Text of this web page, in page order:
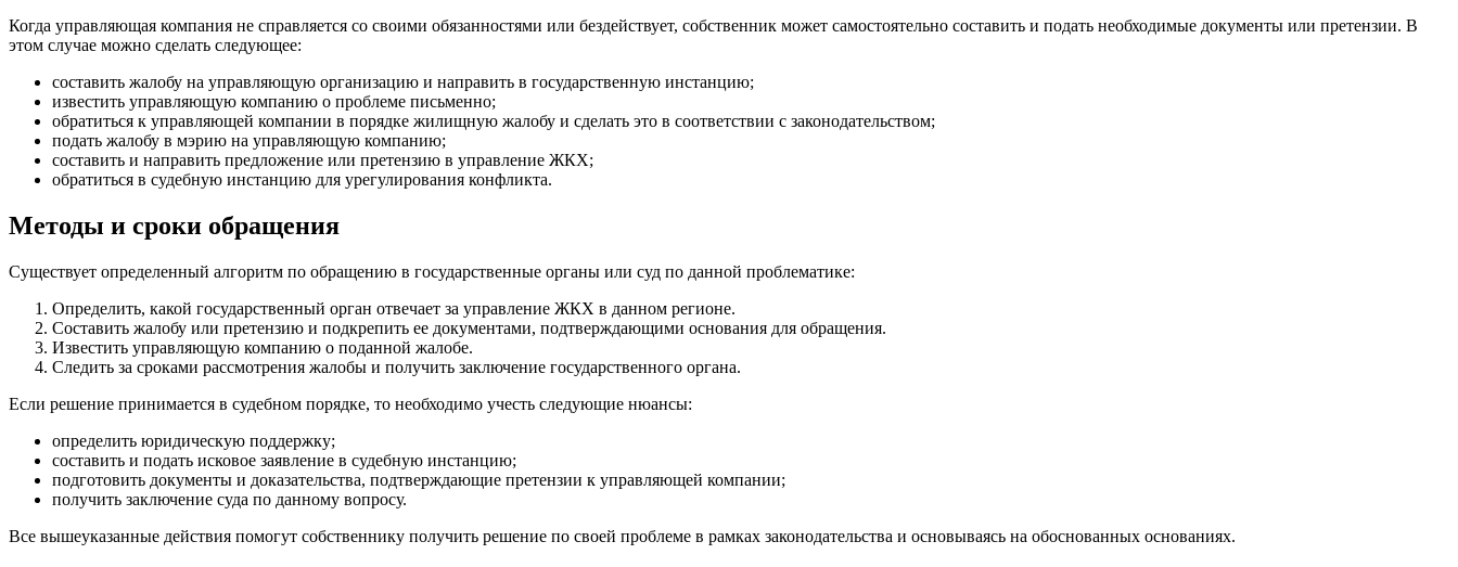
Когда управляющая компания не справляется со своими обязанностями или бездействует, собственник может самостоятельно составить и подать необходимые документы или претензии. В
этом случае можно сделать следующее:
составить жалобу на управляющую организацию и направить в государственную инстанцию;
известить управляющую компанию о проблеме письменно;
обратиться к управляющей компании в порядке жилищную жалобу и сделать это в соответствии с законодательством;
подать жалобу в мэрию на управляющую компанию;
составить и направить предложение или претензию в управление ЖКХ;
обратиться в судебную инстанцию для урегулирования конфликта.
Методы и сроки обращения
Существует определенный алгоритм по обращению в государственные органы или суд по данной проблематике:
Определить, какой государственный орган отвечает за управление ЖКХ в данном регионе.
Составить жалобу или претензию и подкрепить ее документами, подтверждающими основания для обращения.
Известить управляющую компанию о поданной жалобе.
Следить за сроками рассмотрения жалобы и получить заключение государственного органа.
Если решение принимается в судебном порядке, то необходимо учесть следующие нюансы:
определить юридическую поддержку;
составить и подать исковое заявление в судебную инстанцию;
подготовить документы и доказательства, подтверждающие претензии к управляющей компании;
получить заключение суда по данному вопросу.
Все вышеуказанные действия помогут собственнику получить решение по своей проблеме в рамках законодательства и основываясь на обоснованных основаниях.